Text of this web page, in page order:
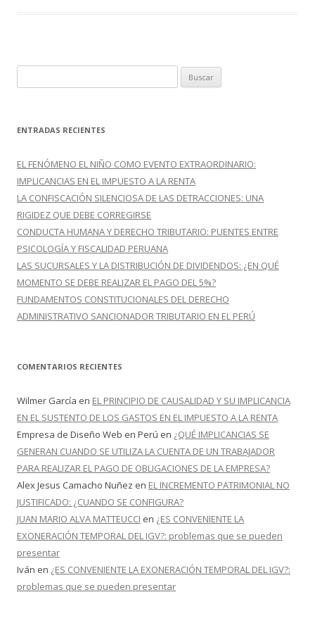
u
c
r
:
ENTRADAS RECIENTES
EL FENÓMENO EL NIÑO COMO EVENTO EXTRAORDINARIO:
IMPLICANCIAS EN EL IMPUESTO A LA RENTA
LA CONFISCACIÓN SILENCIOSA DE LAS DETRACCIONES: UNA
RIGIDEZ QUE DEBE CORREGIRSE
CONDUCTA HUMANA Y DERECHO TRIBUTARIO: PUENTES ENTRE
PSICOLOGÍA Y FISCALIDAD PERUANA
LAS SUCURSALES Y LA DISTRIBUCIÓN DE DIVIDENDOS: ¿EN QUÉ
MOMENTO SE DEBE REALIZAR EL PAGO DEL 5%?
FUNDAMENTOS CONSTITUCIONALES DEL DERECHO
ADMINISTRATIVO SANCIONADOR TRIBUTARIO EN EL PERÚ
COMENTARIOS RECIENTES
Wilmer García en EL PRINCIPIO DE CAUSALIDAD Y SU IMPLICANCIA
EN EL SUSTENTO DE LOS GASTOS EN EL IMPUESTO A LA RENTA
Empresa de Diseño Web en Perú en ¿QUÉ IMPLICANCIAS SE
GENERAN CUANDO SE UTILIZA LA CUENTA DE UN TRABAJADOR
PARA REALIZAR EL PAGO DE OBLIGACIONES DE LA EMPRESA?
Alex Jesus Camacho Nuñez en EL INCREMENTO PATRIMONIAL NO
JUSTIFICADO: ¿CUANDO SE CONFIGURA?
JUAN MARIO ALVA MATTEUCCI en ¿ES CONVENIENTE LA
EXONERACIÓN TEMPORAL DEL IGV?: problemas que se pueden
presentar
Iván en ¿ES CONVENIENTE LA EXONERACIÓN TEMPORAL DEL IGV?:
problemas que se pueden presentar